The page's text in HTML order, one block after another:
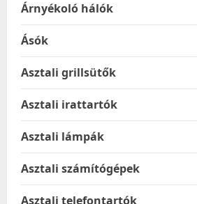
Árnyékoló hálók
Ásók
Asztali grillsütők
Asztali irattartók
Asztali lámpák
Asztali számítógépek
Asztali telefontartók